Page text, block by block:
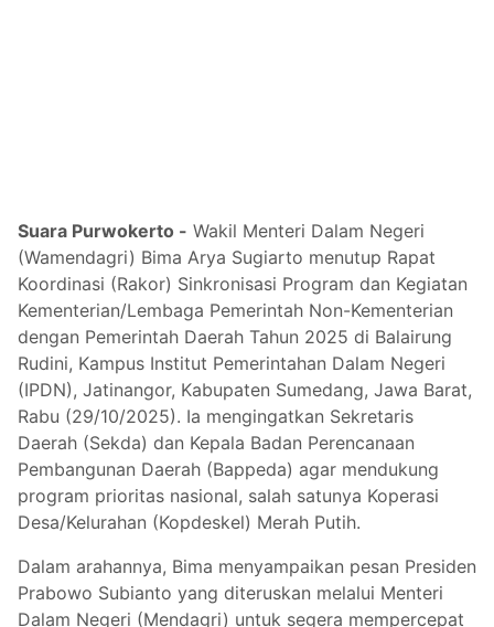
Suara Purwokerto - Wakil Menteri Dalam Negeri
(Wamendagri) Bima Arya Sugiarto menutup Rapat
Koordinasi (Rakor) Sinkronisasi Program dan Kegiatan
Kementerian/Lembaga Pemerintah Non-Kementerian
dengan Pemerintah Daerah Tahun 2025 di Balairung
Rudini, Kampus Institut Pemerintahan Dalam Negeri
(IPDN), Jatinangor, Kabupaten Sumedang, Jawa Barat,
Rabu (29/10/2025). Ia mengingatkan Sekretaris
Daerah (Sekda) dan Kepala Badan Perencanaan
Pembangunan Daerah (Bappeda) agar mendukung
program prioritas nasional, salah satunya Koperasi
Desa/Kelurahan (Kopdeskel) Merah Putih.
Dalam arahannya, Bima menyampaikan pesan Presiden
Prabowo Subianto yang diteruskan melalui Menteri
Dalam Negeri (Mendagri) untuk segera mempercepat